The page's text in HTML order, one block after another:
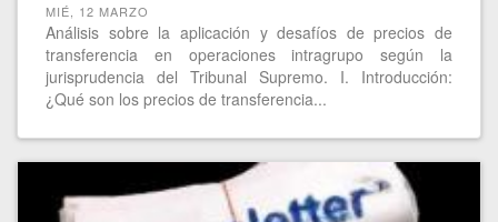
MIÉ, 12 MARZO
Análisis sobre la aplicación y desafíos de precios de
transferencia en operaciones intragrupo según la
jurisprudencia del Tribunal Supremo. I. Introducción:
¿Qué son los precios de transferencia...